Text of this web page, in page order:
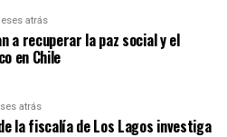
atrás
a recuperar la paz social y el
en Chile
atrás
de la fiscalía de Los Lagos investiga